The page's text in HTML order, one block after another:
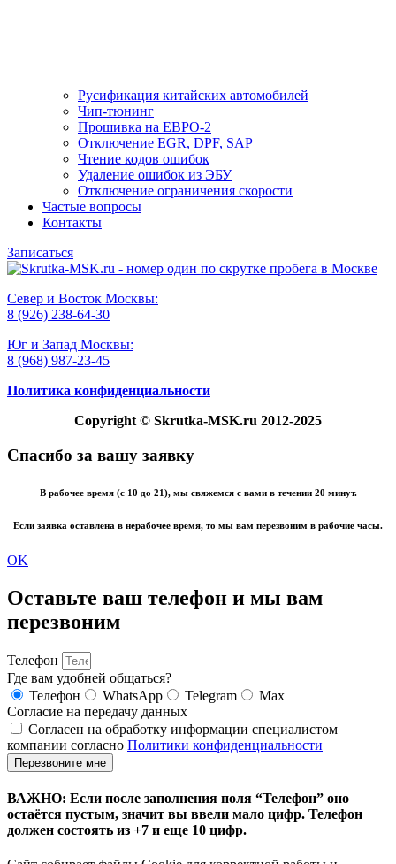
Русификация китайских автомобилей
Чип-тюнинг
Прошивка на ЕВРО-2
Отключение EGR, DPF, SAP
Чтение кодов ошибок
Удаление ошибок из ЭБУ
Отключение ограничения скорости
Частые вопросы
Контакты
Записаться
Север и Восток Москвы:
8 (926) 238-64-30
Юг и Запад Москвы:
8 (968) 987-23-45
Политика конфиденциальности
Copyright © Skrutka-MSK.ru 2012-2025
Спасибо за вашу заявку
В рабочее время (с 10 до 21), мы свяжемся с вами в течении 20 минут.
Если заявка оставлена в нерабочее время, то мы вам перезвоним в рабочие часы.
OK
Оставьте ваш телефон и мы вам
перезвоним
Телефон
Где вам удобней общаться?
Телефон
WhatsApp Telegram
Max
Согласие на передачу данных
Согласен на обработку информации специалистом
компании согласно Политики конфиденциальности
Перезвоните мне
ВАЖНО: Если после заполнения поля “Телефон” оно
остаётся пустым, значит вы ввели мало цифр. Телефон
должен состоять из +7 и еще 10 цифр.